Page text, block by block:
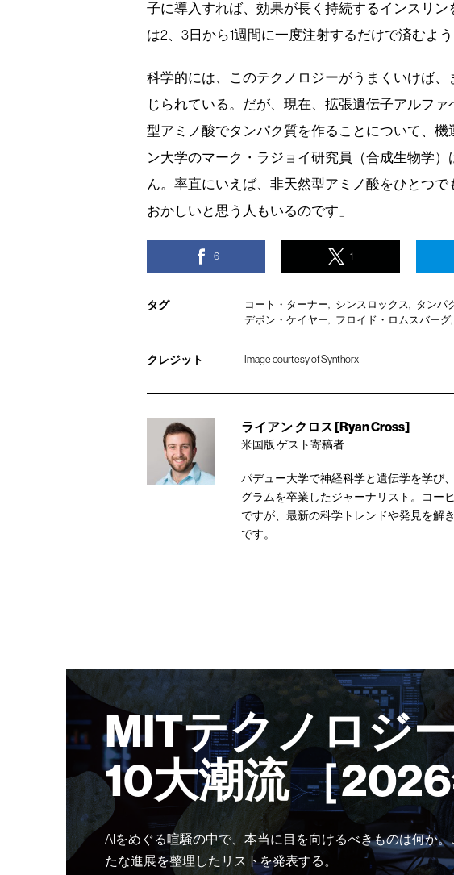
子に導入すれば、効果が長く持続するインスリ
は2、3日から1週間に一度注射するだけで済むよう
科学的には、このテクノロジーがうまくいけば
じられている。だが、現在、拡張遺伝子アルフ
型アミノ酸でタンパク質を作ることについて、
ン大学のマーク・ラジョイ研究員（合成生物学
ん。率直にいえば、非天然型アミノ酸をひとつ
おかしいと思う人もいるのです」
6 1
タグ コート・ターナー シンスロックス タンパ
デボン・ケイヤー
フロイド・ロムスバーグ
クレジット Image courtesy of Synthorx
ライアン クロス [Ryan Cross]
米国版 ゲスト寄稿者
パデュー大学で神経科学と遺伝学を学び
グラムを卒業したジャーナリスト。コー
ですが、最新の科学トレンドや発見を解
です。
MITテクノロジ
10大潮流 ［
AIをめぐる喧騒の中で、本当に目を向けるべきものは何か
たな進展を整理したリストを発表する。